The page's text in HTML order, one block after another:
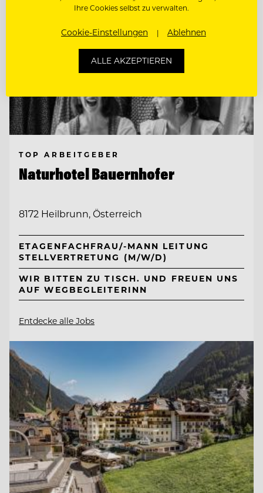
TOP ARBEITGEBER
Naturhotel Bauernhofer
8172 Heilbrunn, Österreich
ETAGENFACHFRAU/-MANN LEITUNG
STELLVERTRETUNG (M/W/D)
WIR BITTEN ZU TISCH. UND FREUEN UNS
AUF WEGBEGLEITERINN
Entdecke alle Jobs
Ihre Cookies selbst zu verwalten.
Cookie-Einstellungen Ablehnen
ALLE AKZEPTIEREN